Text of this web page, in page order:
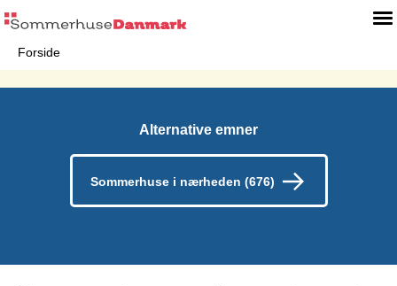
Forside
Alternative emner
Sommerhuse i nærheden (676)